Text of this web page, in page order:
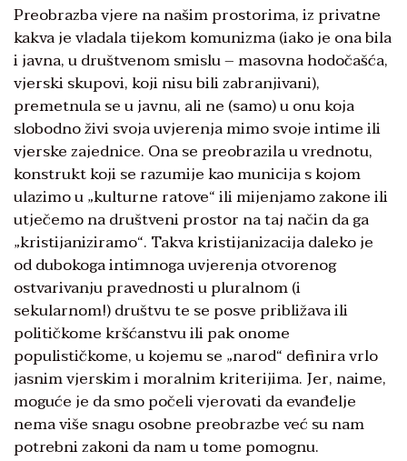
Preobrazba vjere na našim prostorima, iz privatne
kakva je vladala tijekom komunizma (iako je ona bila
i javna, u društvenom smislu – masovna hodočašća,
vjerski skupovi, koji nisu bili zabranjivani),
premetnula se u javnu, ali ne (samo) u onu koja
slobodno živi svoja uvjerenja mimo svoje intime ili
vjerske zajednice. Ona se preobrazila u vrednotu,
konstrukt koji se razumije kao municija s kojom
ulazimo u „kulturne ratove“ ili mijenjamo zakone ili
utječemo na društveni prostor na taj način da ga
„kristijaniziramo“. Takva kristijanizacija daleko je
od dubokoga intimnoga uvjerenja otvorenog
ostvarivanju pravednosti u pluralnom (i
sekularnom!) društvu te se posve približava ili
političkome kršćanstvu ili pak onome
populističkome, u kojemu se „narod“ definira vrlo
jasnim vjerskim i moralnim kriterijima. Jer, naime,
moguće je da smo počeli vjerovati da evanđelje
nema više snagu osobne preobrazbe već su nam
potrebni zakoni da nam u tome pomognu.